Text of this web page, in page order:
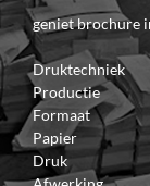
geniet brochure
Druktechniek
Productie
Formaat
Papier
Druk